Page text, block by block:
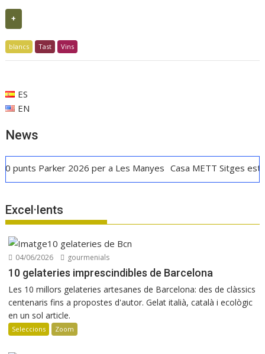
+
blancs Tast Vins
ES
EN
News
Parker 2026 per a Les Manyes Casa METT Sitges estrena
Excel·lents
04/06/2026 gourmenials
10 gelateries imprescindibles de Barcelona
Les 10 millors gelateries artesanes de Barcelona: des de clàssics
centenaris fins a propostes d'autor. Gelat italià, català i ecològic
en un sol article.
Seleccions Zoom